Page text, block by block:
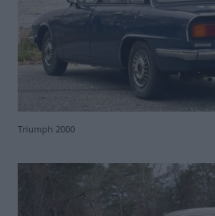
Triumph 2000